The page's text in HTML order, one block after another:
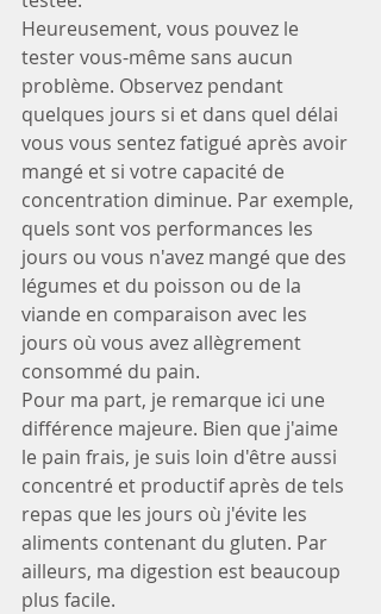
Heureusement, vous pouvez le
tester vous-même sans aucun
problème. Observez pendant
quelques jours si et dans quel délai
vous vous sentez fatigué après avoir
mangé et si votre capacité de
concentration diminue. Par exemple,
quels sont vos performances les
jours ou vous n'avez mangé que des
légumes et du poisson ou de la
viande en comparaison avec les
jours où vous avez allègrement
consommé du pain.
Pour ma part, je remarque ici une
différence majeure. Bien que j'aime
le pain frais, je suis loin d'être aussi
concentré et productif après de tels
repas que les jours où j'évite les
aliments contenant du gluten. Par
ailleurs, ma digestion est beaucoup
plus facile.